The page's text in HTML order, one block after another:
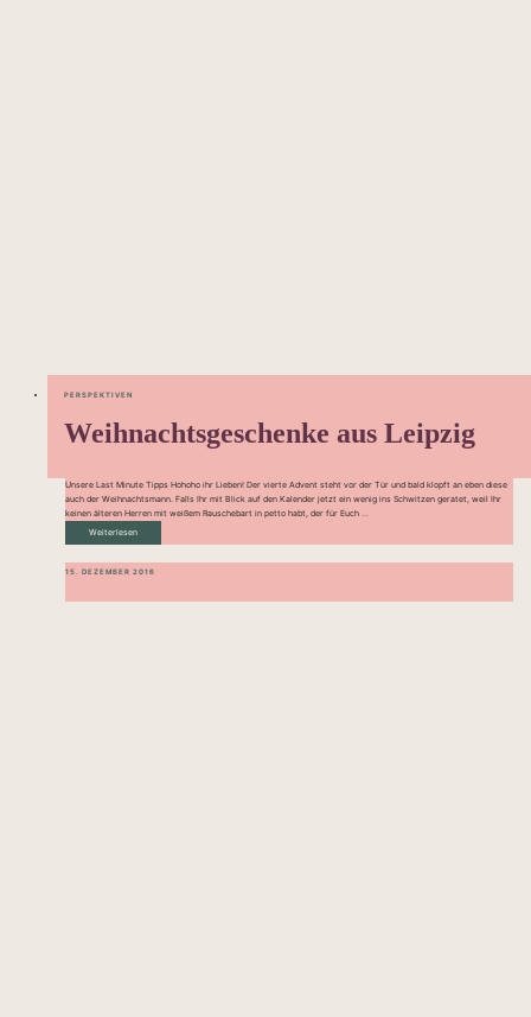
PERSPEKTIVEN
Weihnachtsgeschenke aus Leipzig
Unsere Last Minute Tipps Hohoho ihr Lieben! Der vierte Advent steht vor der Tür und bald klopft an eben diese
auch der Weihnachtsmann. Falls Ihr mit Blick auf den Kalender jetzt ein wenig ins Schwitzen geratet, weil Ihr
keinen älteren Herren mit weißem Rauschebart in petto habt, der für Euch ...
Weiterlesen
15. DEZEMBER 2016